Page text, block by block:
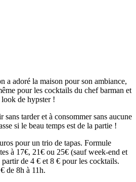
a adoré la maison pour son ambiance,
pour les cocktails du chef barman et
de hypster !
tarder et à consommer sans aucune
si le beau temps est de la partie !
pour un trio de tapas. Formule
à 17€, 21€ ou 25€ (sauf week-end et
de 4 € et 8 € pour les cocktails.
de 8h à 11h.